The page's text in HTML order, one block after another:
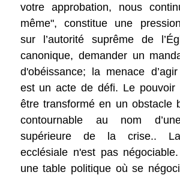
votre approbation, nous
même", constitue une
sur l’autorité suprême de
canonique, demander un
d'obéissance; la menace
est un acte de défi. Le pouvoir
être transformé en un obstacle
contournable au nom
supérieure de la crise.. La
ecclésiale n'est pas
une table politique où se